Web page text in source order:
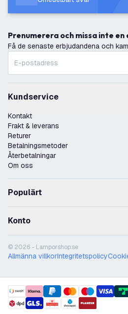
Prenumerera och missa inte
Få de senaste erbjudandena och
Kundservice
Kontakt
Frakt & leverans
Returer
Betalningsmetoder
Återbetalningar
Om oss
Populärt
Konto
© 2026 - Lamporshop.se
Allmänna villkorIntegritetspolicy
payment methods
shipment methods